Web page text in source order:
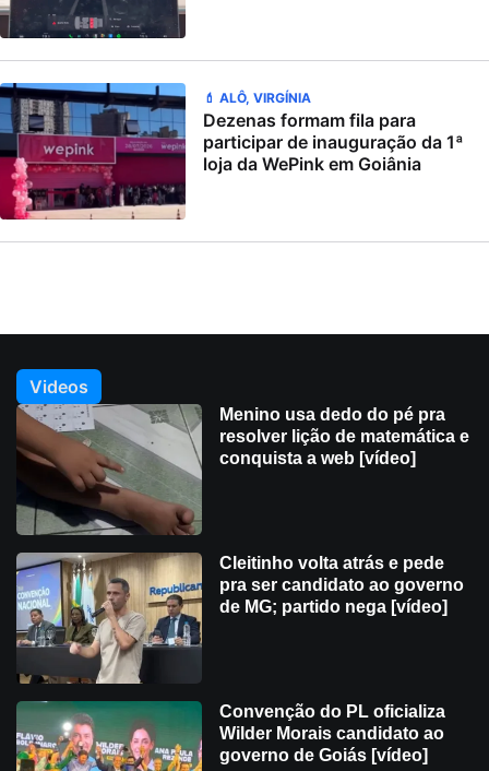
💄 ALÔ, VIRGÍNIA
Dezenas formam fila para
participar de inauguração da 1ª
loja da WePink em Goiânia
Videos
Menino usa dedo do pé pra
resolver lição de matemática e
conquista a web [vídeo]
Cleitinho volta atrás e pede
pra ser candidato ao governo
de MG; partido nega [vídeo]
Convenção do PL oficializa
Wilder Morais candidato ao
governo de Goiás [vídeo]